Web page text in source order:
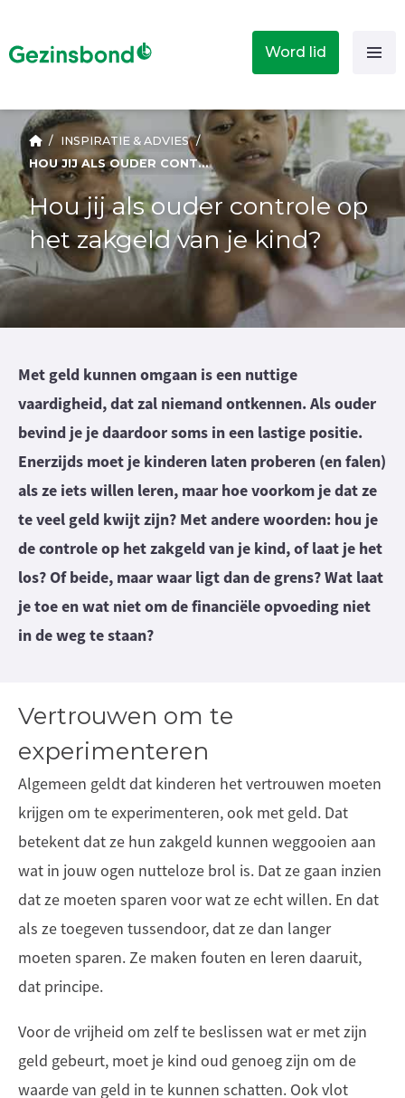
Word lid
/ INSPIRATIE & ADVIES /
HOU JIJ ALS OUDER CONTROLE OP HET ZAKGELD VAN JE KIND?
Hou jij als ouder controle op
het zakgeld van je kind?
Met geld kunnen omgaan is een nuttige
vaardigheid, dat zal niemand ontkennen. Als ouder
bevind je je daardoor soms in een lastige positie.
Enerzijds moet je kinderen laten proberen (en falen)
als ze iets willen leren, maar hoe voorkom je dat ze
te veel geld kwijt zijn? Met andere woorden: hou je
de controle op het zakgeld van je kind, of laat je het
los? Of beide, maar waar ligt dan de grens? Wat laat
je toe en wat niet om de financiële opvoeding niet
in de weg te staan?
Vertrouwen om te
experimenteren
Algemeen geldt dat kinderen het vertrouwen moeten
krijgen om te experimenteren, ook met geld. Dat
betekent dat ze hun zakgeld kunnen weggooien aan
wat in jouw ogen nutteloze brol is. Dat ze gaan inzien
dat ze moeten sparen voor wat ze echt willen. En dat
als ze toegeven tussendoor, dat ze dan langer
moeten sparen. Ze maken fouten en leren daaruit,
dat principe.
Voor de vrijheid om zelf te beslissen wat er met zijn
geld gebeurt, moet je kind oud genoeg zijn om de
waarde van geld in te kunnen schatten. Ook vlot